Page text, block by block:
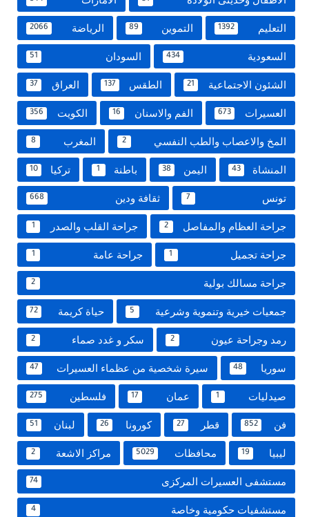
التعليم 1392 التموين 89 الرياضة 2066
السعودية 434 السودان 51
الشئون الاجتماعية 21 الطقس 137 العراق 37
العسيرات 673 الفم والاسنان 16 الكويت 356
المخ والاعصاب والطب النفسي 2 المغرب 8
المنشاة 43 اليمن 38 باطنة 1 تركيا 10
تونس 7 ثقافة ودين 668
جراحة العظام والمفاصل 2 جراحة القلب والصدر 1
جراحة تجميل 1 جراحة عامة 1
جراحة مسالك بولية 2
جمعيات خيرية وتنموية وشرعية 5 حياة كريمة 72
رمد وجراحة عيون 2 سكر و غدد صماء 2
سوريا 48 سيرة شخصية من عظماء العسيرات 47
صيدليات 1 عمان 17 فلسطين 275
فن 852 قطر 27 كورونا 26 لبنان 51
ليبيا 19 محافظات 5029 مراكز الاشعة 2
مستشفى العسيرات المركزى 74
مستشفيات حكومية وخاصة 4